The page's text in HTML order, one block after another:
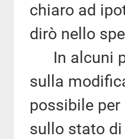
chiaro ad
dirò nello
In alcuni
sulla
possibile
sullo stato di